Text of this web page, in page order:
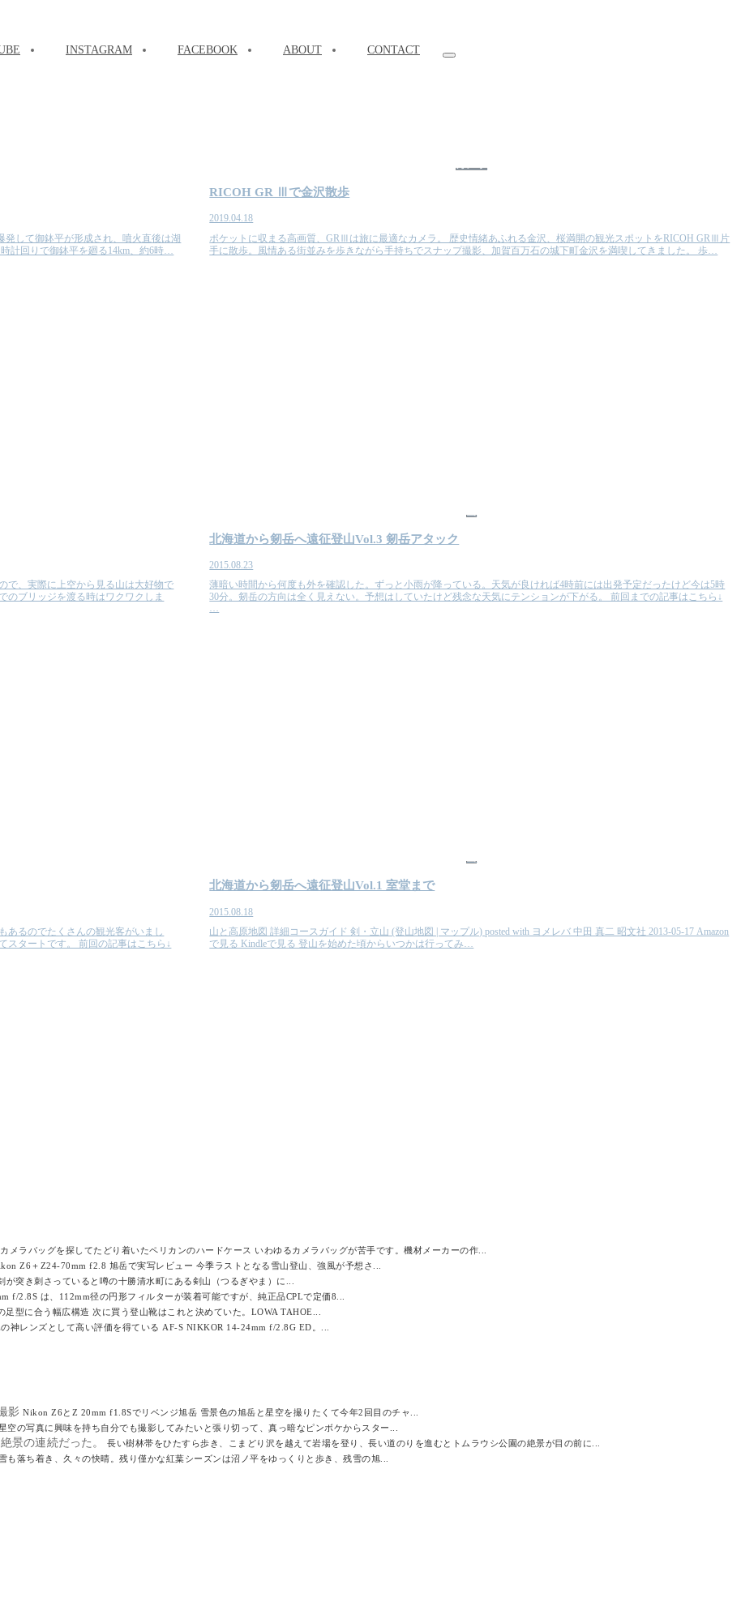
INSTAGRAM FACEBOOK ABOUT CONTACT
して御鉢平が形成され、噴火直後は湖
計回りで御鉢平を廻る14km、約6時…
RICOH GR Ⅲで金沢散歩
2019.04.18
ポケットに収まる高画質、GRⅢは旅に最適なカメラ。 歴史情緒あふれる金沢、桜満開の観光スポットをRICOH GRⅢ片
手に散歩。風情ある街並みを歩きながら手持ちでスナップ撮影、加賀百万石の城下町金沢を満喫してきました。 歩…
で、実際に上空から見る山は大好物で
のブリッジを渡る時はワクワクしま
北海道から剱岳へ遠征登山Vol.3 剱岳アタック
2015.08.23
薄暗い時間から何度も外を確認した。ずっと小雨が降っている。天気が良ければ4時前には出発予定だったけど今は5時
30分。剱岳の方向は全く見えない。予想はしていたけど残念な天気にテンションが下がる。 前回までの記事はこちら↓
…
あるのでたくさんの観光客がいまし
スタートです。 前回の記事はこちら↓
北海道から剱岳へ遠征登山Vol.1 室堂まで
2015.08.18
山と高原地図 詳細コースガイド 剣・立山 (登山地図 | マップル) posted with ヨメレバ 中田 真二 昭文社 2013-05-17 Amazon
で見る Kindleで見る 登山を始めた頃からいつかは行ってみ…
カメラバッグを探してたどり着いたペリカンのハードケース いわゆるカメラバッグが苦手です。機材メーカーの作...
Z6＋Z24-70mm f2.8 旭岳で実写レビュー 今季ラストとなる雪山登山、強風が予想さ...
突き刺さっていると噂の十勝清水町にある剣山（つるぎやま）に...
f/2.8S は、112mm径の円形フィルターが装着可能ですが、純正品CPLで定価8...
足型に合う幅広構造 次に買う登山靴はこれと決めていた。LOWA TAHOE...
神レンズとして高い評価を得ている AF-S NIKKOR 14-24mm f/2.8G ED。...
影 Nikon Z6とZ 20mm f1.8Sでリベンジ旭岳 雪景色の旭岳と星空を撮りたくて今年2回目のチャ...
の写真に興味を持ち自分でも撮影してみたいと張り切って、真っ暗なピンボケからスター...
景の連続だった。 長い樹林帯をひたすら歩き、こまどり沢を越えて岩場を登り、長い道のりを進むとトムラウシ公園の絶景が目の前に...
も落ち着き、久々の快晴。残り僅かな紅葉シーズンは沼ノ平をゆっくりと歩き、残雪の旭...